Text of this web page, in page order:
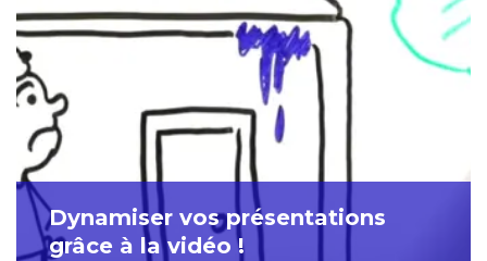
Dynamiser vos présentations
grâce à la vidéo !